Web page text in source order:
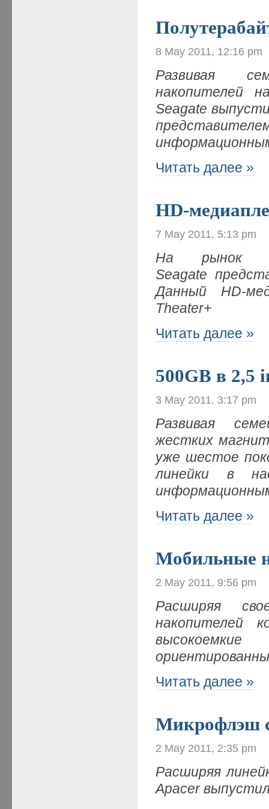
8 May 2011, 12:16 pm
Развивая
накопителей
Seagate
Читать далее »
HD-
7 May 2011, 5:13 pm
На рынок
Seagate
Данный HD-
Theater+
Читать далее »
500GB в 2,5
3 May 2011, 3:17 pm
Развивая
жестких
уже шестое
линейки в
Читать далее »
Мобильные
2 May 2011, 9:56 pm
Расширяя
накопителей
Читать далее »
Микрофлэш
2 May 2011, 2:35 pm
Расширяя
Apacer